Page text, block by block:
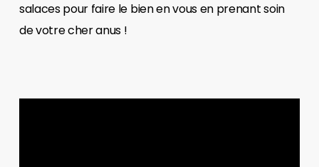
salaces pour faire le bien en vous en prenant soin
de votre cher anus !